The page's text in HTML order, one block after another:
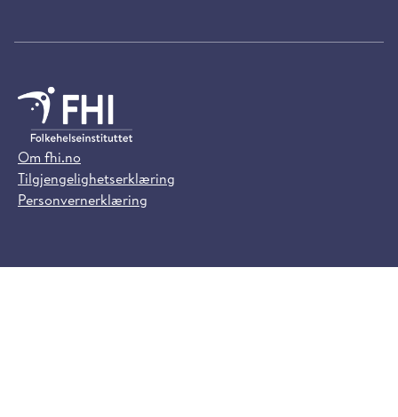
Om fhi.no
Tilgjengelighetserklæring
Personvernerklæring